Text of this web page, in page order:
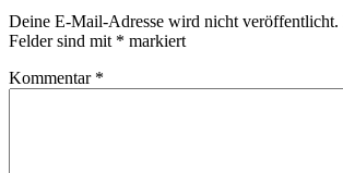
Deine E-Mail-Adresse wird nicht veröffentlicht.
Felder sind mit * markiert
Kommentar *